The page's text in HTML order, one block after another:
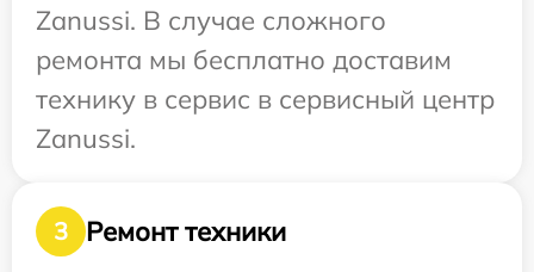
Zanussi. В случае сложного
ремонта мы бесплатно доставим
технику в сервис в сервисный центр
Zanussi.
3 Ремонт техники